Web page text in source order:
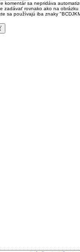
komentár sa nepridáva
zadávať rovnako ako na
sa používajú iba znaky